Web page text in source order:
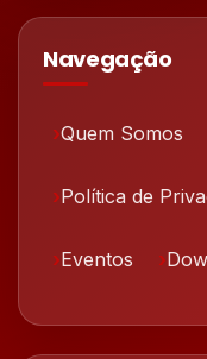
Navegação
Quem Somos
Política de
Eventos